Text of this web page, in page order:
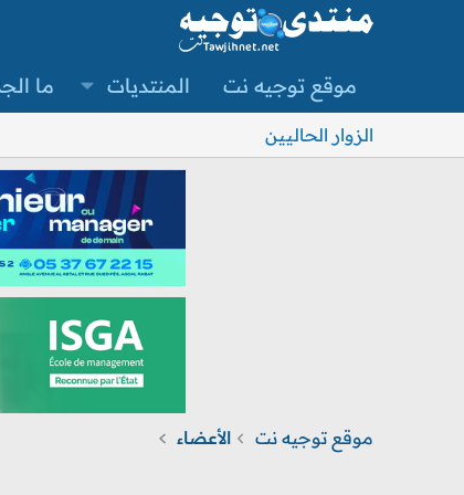
موقع توجيه نت المنتديات ما
الزوار الحاليين
موقع توجيه نت الأعضاء